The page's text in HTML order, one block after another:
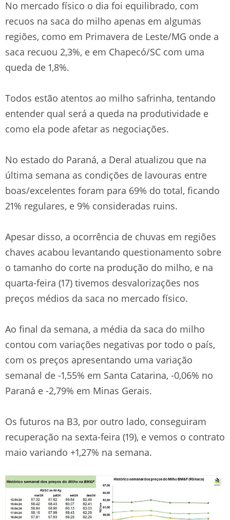
No mercado físico o dia foi equilibrado, com
recuos na saca do milho apenas em algumas
regiões, como em Primavera de Leste/MG onde a
saca recuou 2,3%, e em Chapecó/SC com uma
queda de 1,8%.
Todos estão atentos ao milho safrinha, tentando
entender qual será a queda na produtividade e
como ela pode afetar as negociações.
No estado do Paraná, a Deral atualizou que na
última semana as condições de lavouras entre
boas/excelentes foram para 69% do total, ficando
21% regulares, e 9% consideradas ruins.
Apesar disso, a ocorrência de chuvas em regiões
chaves acabou levantando questionamento sobre
o tamanho do corte na produção do milho, e na
quarta-feira (17) tivemos desvalorizações nos
preços médios da saca no mercado físico.
Ao final da semana, a média da saca do milho
contou com variações negativas por todo o país,
com os preços apresentando uma variação
semanal de -1,55% em Santa Catarina, -0,06% no
Paraná e -2,79% em Minas Gerais.
Os futuros na B3, por outro lado, conseguiram
recuperação na sexta-feira (19), e vemos o contrato
maio variando +1,27% na semana.